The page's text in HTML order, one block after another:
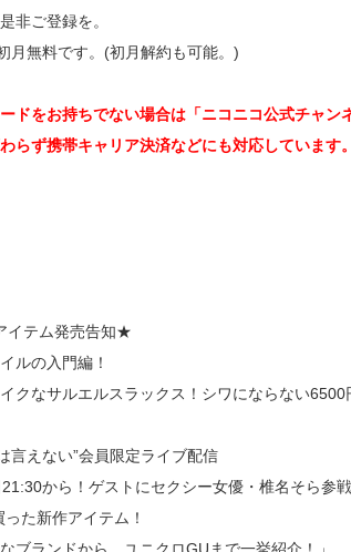
非ご登録を。
月無料です。(初月解約も可能。)
ドをお持ちでない場合は「ニコニコ公式チャン
らず携帯キャリア決済などにも対応しています。
イテム発売告知★
ルの入門編！
クなサルエルスラックス！シワにならない6500
言えない”会員限定ライブ配信
21:30から！ゲストにセクシー女優・椎名そら参戦
た新作アイテム！